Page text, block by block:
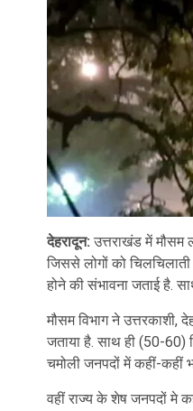
देहरादून: उत्तराखंड में मौसम
जिससे लोगों को
होने की संभावना जताई है.
मौसम विभाग ने उत्तरकाशी,
जताया है. साथ ही (50-60)
चमोली जनपदों में कहीं-कहीं
वहीं राज्य के शेष जनपदों मे